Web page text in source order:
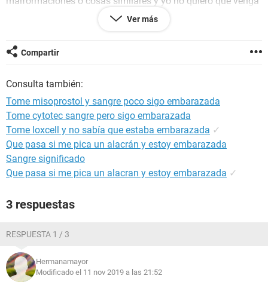
al mundo sufrir, la mayoría me dice que me haga una
succión pero cuando vi a mi bebé en la ecografía me
mundo, alguien me puede ayudar?
Ver más
Compartir
Consulta también:
Tome misoprostol y sangre poco sigo embarazada
Tome cytotec sangre pero sigo embarazada
Tome loxcell y no sabía que estaba embarazada ✓
Que pasa si me pica un alacrán y estoy embarazada
Sangre significado
Que pasa si me pica un alacran y estoy embarazada ✓
3 respuestas
RESPUESTA 1 / 3
Hermanamayor
Modificado el 11 nov 2019 a las 21:52